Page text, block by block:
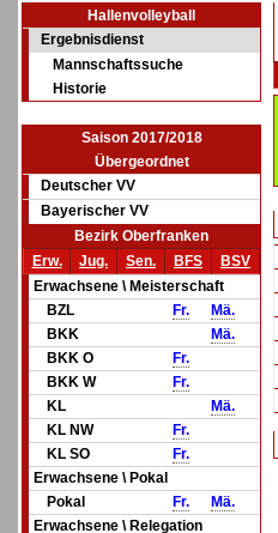
Hallenvolleyball
Ergebnisdienst
Mannschaftssuche
Historie
Saison 2017/2018
Übergeordnet
Deutscher VV
Bayerischer VV
Bezirk Oberfranken
Erw.
Jug. Sen. BFS
BSV
Erwachsene \ Meisterschaft
BZL
Fr.
Mä.
BKK
Mä.
BKK O
Fr.
BKK W
Fr.
KL
Mä.
KL NW
Fr.
KL SO
Fr.
Erwachsene \ Pokal
Pokal
Fr.
Mä.
Erwachsene \ Relegation